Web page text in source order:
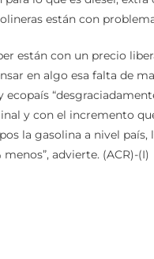
están con
están con un precio
en algo esa falta de
ecopaís
y con el incremento
la gasolina a nivel país,
advierte. (ACR)-(I)